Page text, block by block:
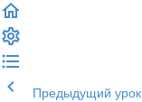
Предыдущий урок